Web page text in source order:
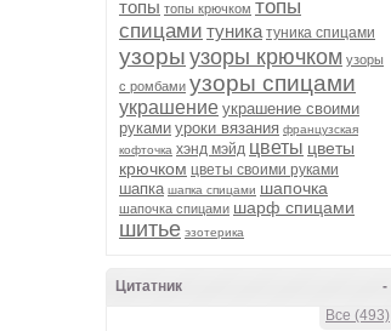
топы топы крючком топы
спицами туника туника спицами
узоры узоры крючком узоры
с ромбами узоры спицами
украшение украшение своими
руками уроки вязания французская
кофточка хэнд мэйд цветы цветы
крючком цветы своими руками
шапка шапка спицами шапочка
шапочка спицами шарф спицами
шитье эзотерика
-
Цитатник
Все (493)